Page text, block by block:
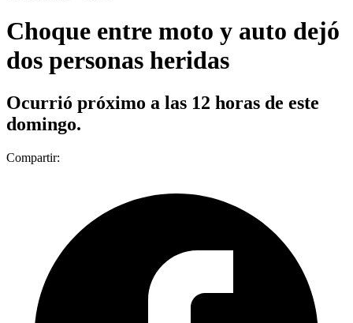
Choque entre moto y auto dejó
dos personas heridas
Ocurrió próximo a las 12 horas de este
domingo.
Compartir: